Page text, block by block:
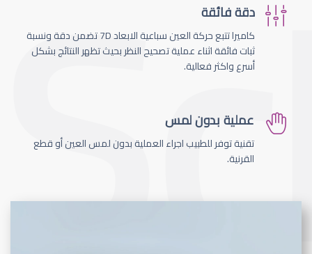
دقة فائقة
كاميرا تتبع حركة العين سباعية الابعاد 7D تضمن دقة ونسبة
ثبات فائقة اثناء عملية تصحيح النظر بحيث تظهر النتائج بشكل
أسرع واكثر فعالية.
عملية بدون لمس
تقنية توفر للطبيب اجراء العملية بدون لمس العين أو قطع
القرنية.